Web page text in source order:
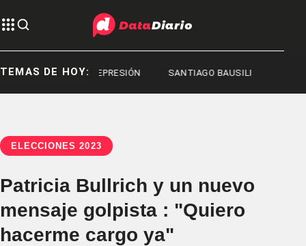
TEMAS DE HOY:REPRESIÓN SANTIAGO BAUSILI
ELECCIONES 2023
Patricia Bullrich y un nuevo
mensaje golpista : "Quiero
hacerme cargo ya"